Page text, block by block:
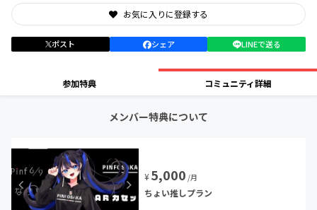
お気に入りに登録する
ポスト シェア LINEで送る
参加特典 コミュニティ詳細
メンバー特典について
¥5,000 /月
ちょい推しプラン